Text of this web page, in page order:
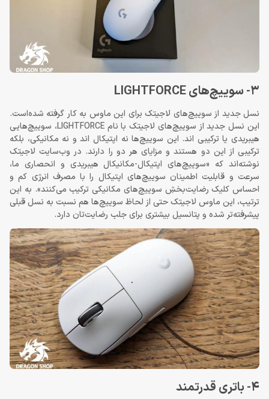
3- سوییچ‌های LIGHTFORCE
نسل جدید از سوییچ‌های لاجیتک برای این ماوس به کار گرفته شده‌است.
این نسل جدید از سوییچ‌های لاجیتک با نام LIGHTFORCE، سوییچ‌هایی
هیبریدی یا ترکیبی اند. این سوییچ‌ها نه اپتیکال اند و نه مکانیکی، بلکه
ترکیبی از این دو هستند و مزایای هر دو را دارند. در وب‌سایت لاجیتک
نوشته‌‌اند که «سوییچ‌های اپتیکال-مکانیکال هیبریدی و انحصاری ما،
سرعت و قابلیت اطمینان سوییچ‌های اپتیکال را با مصرف انرژی کم و
احساس کلیک رضایت‌بخش‌ِ سوییچ‌های مکانیکی ترکیب می‌کنند». به این
ترتیب، این ماوس لاجیتک حتی از لحاظ سوییچ‌ها هم نسبت به نسل قبلی
پیشرفته‌تر شده و پتانسیل بیشتری برای جلب رضایت‌تان دارد.
4- باتری قدرتمند